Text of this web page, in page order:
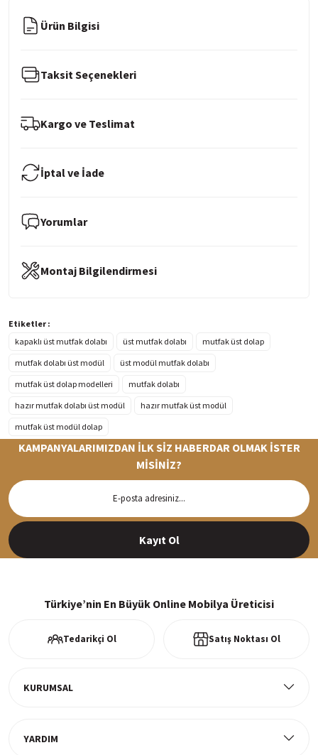
Ürün Bilgisi
Taksit Seçenekleri
Kargo ve Teslimat
İptal ve İade
Yorumlar
Montaj Bilgilendirmesi
Etiketler :
kapaklı üst mutfak dolabı
üst mutfak dolabı
mutfak üst dolap
mutfak dolabı üst modül
üst modül mutfak dolabı
mutfak üst dolap modelleri
mutfak dolabı
hazır mutfak dolabı üst modül
hazır mutfak üst modül
mutfak üst modül dolap
Siparişleriniz en kısa sürede hazırlanarak kargoya verilir
KAMPANYALARIMIZDAN İLK SİZ HABERDAR OLMAK İSTER
MİSİNİZ?
Kayıt Ol
Türkiye’nin En Büyük Online Mobilya Üreticisi
Tedarikçi Ol Satış Noktası Ol
KURUMSAL
YARDIM